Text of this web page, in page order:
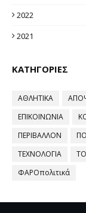
2022
2021
ΚΑΤΗΓΟΡΙΕΣ
ΑΘΛΗΤΙΚΑ
ΕΠΙΚΟΙΝΩΝΙΑ
ΠΕΡΙΒΑΛΛΟΝ
ΤΕΧΝΟΛΟΓΙΑ
ΦΑΡΟπολιτικά